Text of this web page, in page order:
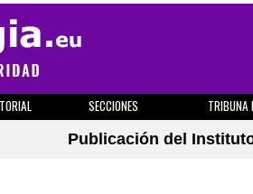
SECCIONES TRIBUNA
Publicación del